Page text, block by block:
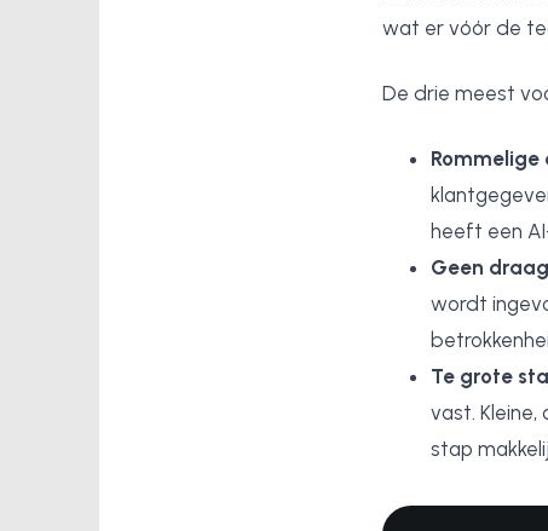
wat er vóór de
De drie meest
heeft een
Geen
wordt
Te grote
vast.
stap